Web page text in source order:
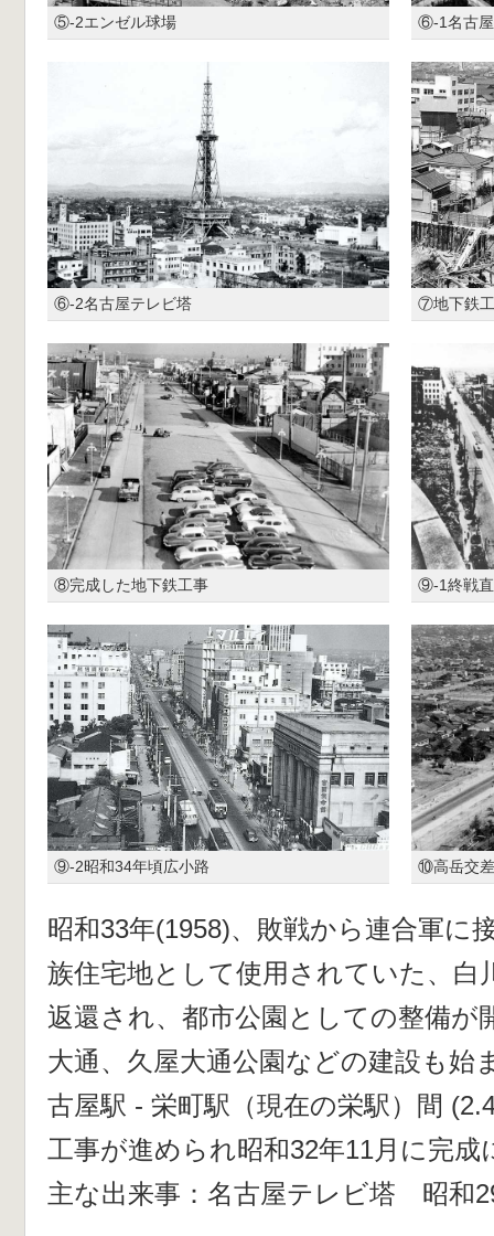
⑤-2エンゼル球場 ⑥-1名古
⑥-2名古屋テレビ塔 ⑦地下鉄
⑧完成した地下鉄工事 ⑨-1終戦
⑨-2昭和34年頃広小路 ⑩高岳交
昭和33年(1958)、敗戦から連合軍に
族住宅地として使用されていた、白
返還され、都市公園としての整備が
大通、久屋大通公園などの建設も始
古屋駅 - 栄町駅（現在の栄駅）間
工事が進められ昭和32年11月に完成
主な出来事：名古屋テレビ塔 昭和